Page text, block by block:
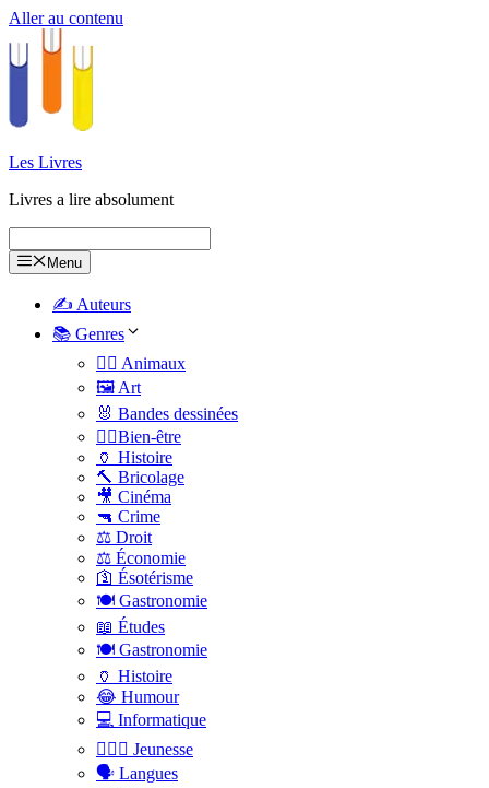
Aller au contenu
Les Livres
Livres a lire absolument
Menu
✍️ Auteurs
📚 Genres
🐕‍🦺 Animaux
🖼️ Art
🐰 Bandes dessinées
🧑‍⚕️Bien-être
🏺 Histoire
🔨 Bricolage
🎥 Cinéma
🔫 Crime
⚖️ Droit
⚖️ Économie
🛐 Ésotérisme
🍽️ Gastronomie
📖 Études
🍽️ Gastronomie
🏺 Histoire
😂 Humour
💻 Informatique
🤸🏽‍♀️ Jeunesse
🗣 Langues